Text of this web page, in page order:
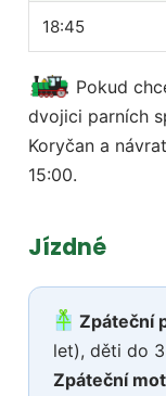
18:45
Pokud
dvojici parních
Koryčan a
15:00.
Jízdné
Zpáteční
let), děti do
Zpáteční